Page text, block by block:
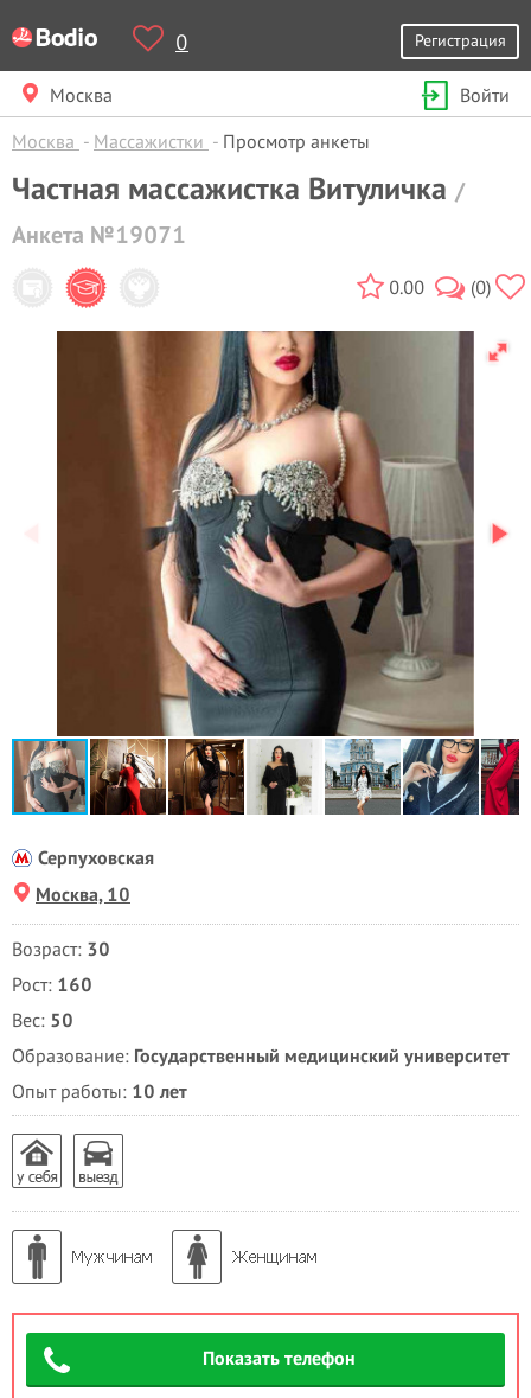
0 Регистрация
Москва
Войти
Москва
Массажистки Просмотр анкеты
Частная массажистка Витуличка /
Анкета №19071
0.00 (0)
Серпуховская
Москва, 10
Возраст: 30
Рост: 160
Вес: 50
Образование: Государственный медицинский университет
Опыт работы: 10 лет
Показать телефон